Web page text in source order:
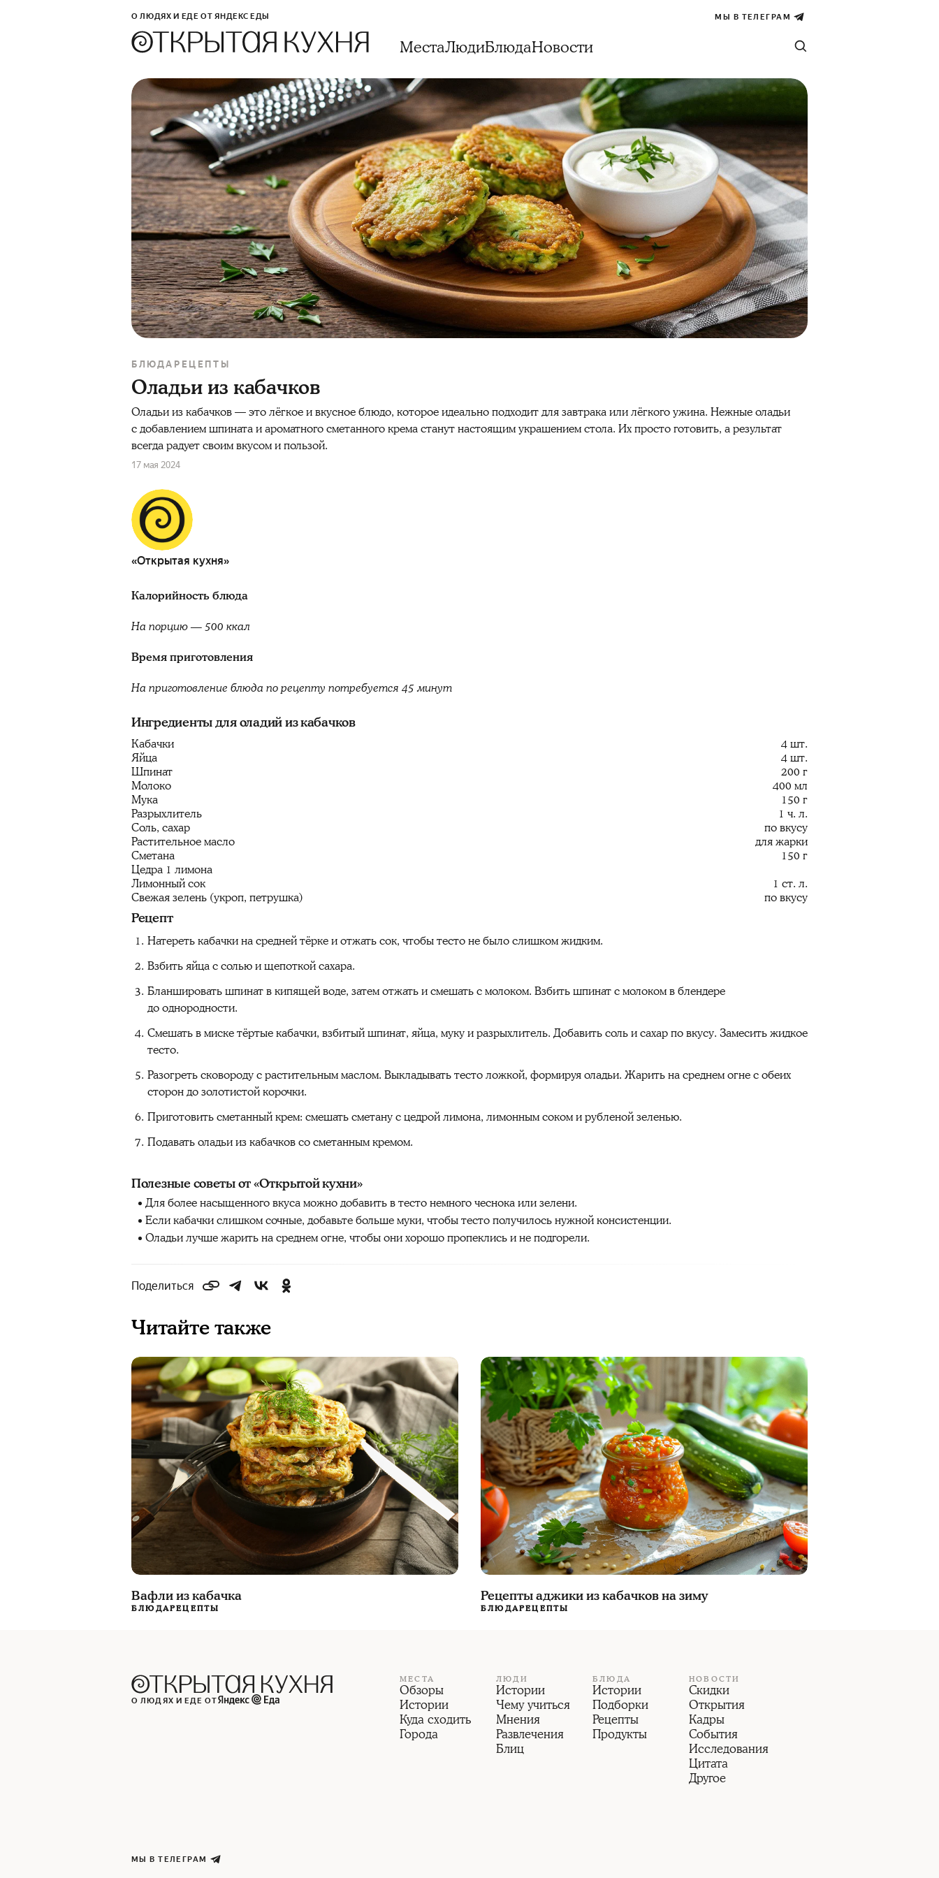
О ЛЮДЯХ И ЕДЕ ОТ ЯНДЕКС ЕДЫ МЫ В ТЕЛЕГРАМ
МестаЛюдиБлюдаНовости
БЛЮДА РЕЦЕПТЫ
Оладьи из кабачков
Оладьи из кабачков — это лёгкое и вкусное блюдо, которое идеально подходит для завтрака или лёгкого ужина. Нежные оладьи
с добавлением шпината и ароматного сметанного крема станут настоящим украшением стола. Их просто готовить, а результат
всегда радует своим вкусом и пользой.
17 мая 2024
«Открытая кухня»
Калорийность блюда
На порцию — 500 ккал
Время приготовления
На приготовление блюда по рецепту потребуется 45 минут
Ингредиенты для оладий из кабачков
Кабачки
4 шт.
Яйца
4 шт.
Шпинат
200 г
Молоко
400 мл
Мука
150 г
Разрыхлитель
1 ч. л.
Соль, сахар
по вкусу
Растительное масло
для жарки
Сметана
150 г
Цедра 1 лимона
Лимонный сок
1 ст. л.
Свежая зелень (укроп, петрушка)
по вкусу
Рецепт
Натереть кабачки на средней тёрке и отжать сок, чтобы тесто не было слишком жидким.
Взбить яйца с солью и щепоткой сахара.
Бланшировать шпинат в кипящей воде, затем отжать и смешать с молоком. Взбить шпинат с молоком в блендере
до однородности.
Смешать в миске тёртые кабачки, взбитый шпинат, яйца, муку и разрыхлитель. Добавить соль и сахар по вкусу. Замесить жидкое
тесто.
Разогреть сковороду с растительным маслом. Выкладывать тесто ложкой, формируя оладьи. Жарить на среднем огне с обеих
сторон до золотистой корочки.
Приготовить сметанный крем: смешать сметану с цедрой лимона, лимонным соком и рубленой зеленью.
Подавать оладьи из кабачков со сметанным кремом.
Полезные советы от «Открытой кухни»
Для более насыщенного вкуса можно добавить в тесто немного чеснока или зелени.
Если кабачки слишком сочные, добавьте больше муки, чтобы тесто получилось нужной консистенции.
Оладьи лучше жарить на среднем огне, чтобы они хорошо пропеклись и не подгорели.
Поделиться
Читайте также
Вафли из кабачка
БЛЮДАРЕЦЕПТЫ
Рецепты аджики из кабачков на зиму
БЛЮДАРЕЦЕПТЫ
О ЛЮДЯХ И ЕДЕ ОТ
МЕСТА
Обзоры
Истории
Куда сходить
Города
ЛЮДИ
Истории
Чему учиться
Мнения
Развлечения
Блиц
БЛЮДА
Истории
Подборки
Рецепты
Продукты
НОВОСТИ
Скидки
Открытия
Кадры
События
Исследования
Цитата
Другое
МЫ В ТЕЛЕГРАМ